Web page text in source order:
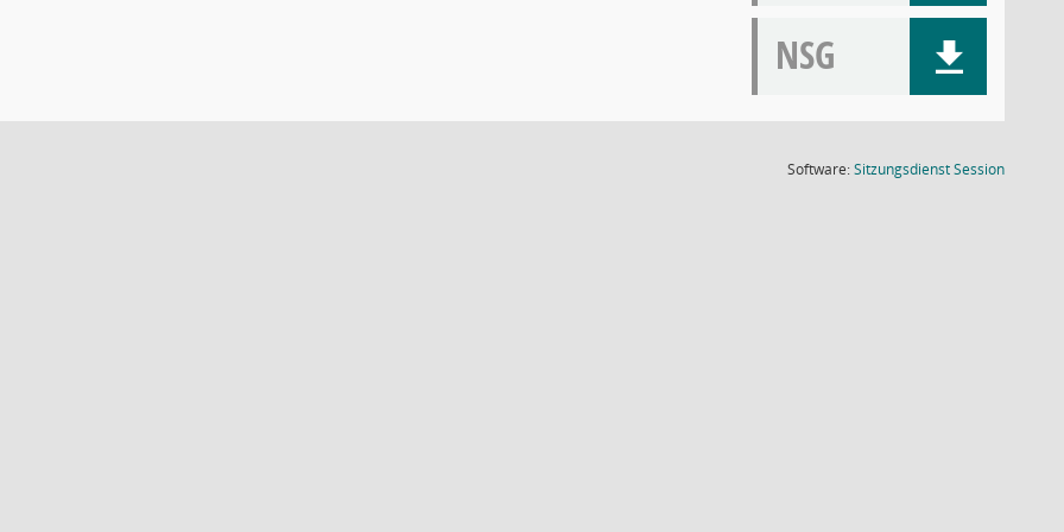
NSG
Software:SitzungsdienstSession(Wird in